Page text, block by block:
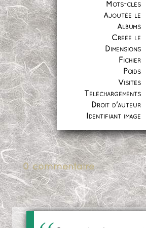
Mots-clés
Ajoutée le
Albums
Créée le
Dimensions
Fichier
Poids
Visites
Téléchargements
Droit d'auteur
Identifiant image
0 commentaire